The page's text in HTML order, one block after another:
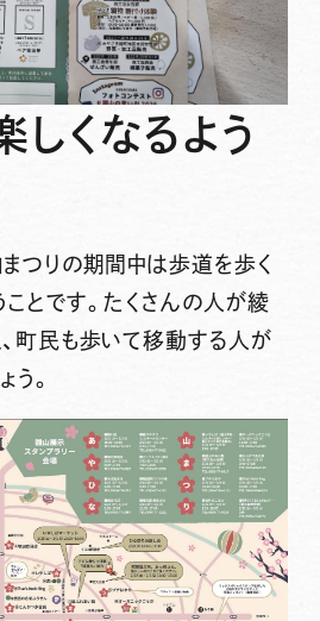
しくなるよう
つりの期間中は歩道を歩く
とです。たくさんの人が綾
町民も歩いて移動する人が
う。